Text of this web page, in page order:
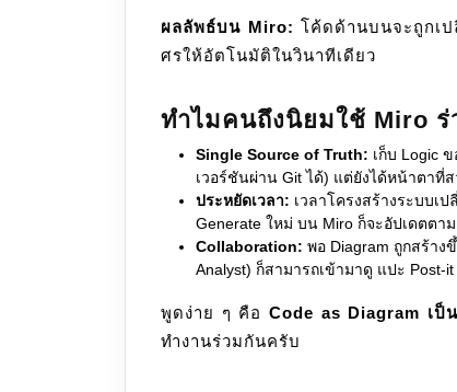
ผลลัพธ์บน Miro: โค้ดด้านบนจะถูกเ
ศรให้อัตโนมัติในวินาทีเดียว
ทำไมคนถึงนิยมใช้ Miro
Single Source of Truth: เก็บ Logic
เวอร์ชันผ่าน Git ได้) แต่ยังได้หน้าตาที่
ประหยัดเวลา: เวลาโครงสร้างระบบเ
Generate ใหม่ บน Miro ก็จะอัปเดตตาม
Collaboration: พอ Diagram ถูกสร้าง
Analyst) ก็สามารถเข้ามาดู แปะ
พูดง่าย ๆ คือ Code as Diagram เป็
ทำงานร่วมกันครับ